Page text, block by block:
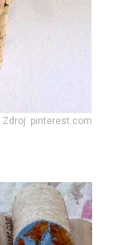
Zdroj: pinterest.com